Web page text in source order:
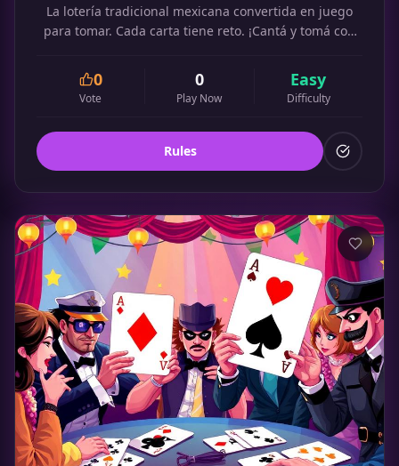
La lotería tradicional mexicana convertida en juego
para tomar. Cada carta tiene reto. ¡Cantá y tomá con
0
Vote
0
Play Now
Easy
Difficulty
Rules